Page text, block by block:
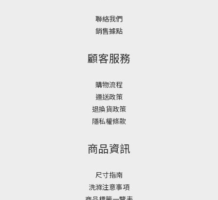
聯絡我們
銷售據點
顧客服務
購物流程
運送政策
退換貨政策
隱私權條款
商品資訊
尺寸指南
洗滌注意事項